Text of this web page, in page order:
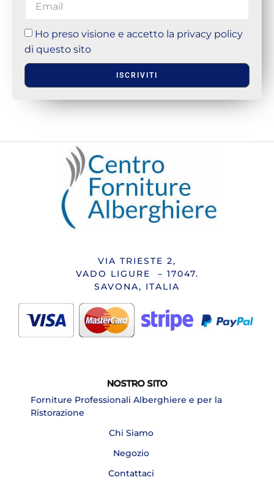
Ho preso visione e accetto la privacy policy
di questo sito
ISCRIVITI
VIA TRIESTE 2,
VADO LIGURE – 17047.
SAVONA, ITALIA
NOSTRO SITO
Forniture Professionali Alberghiere e per la
Ristorazione
Chi Siamo
Negozio
Contattaci